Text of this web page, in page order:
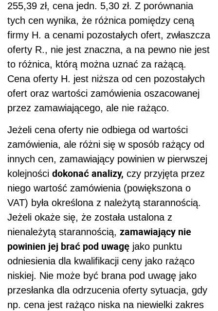
255,39 zł, cena jedn. 5,30 zł. Z porównania
tych cen wynika, że różnica pomiędzy ceną
firmy H. a cenami pozostałych ofert, zwłaszcza
oferty R., nie jest znaczna, a na pewno nie jest
to różnica, którą można uznać za rażącą.
Cena oferty H. jest niższa od cen pozostałych
ofert oraz wartości zamówienia oszacowanej
przez zamawiającego, ale nie rażąco.
Jeżeli cena oferty nie odbiega od wartości
zamówienia, ale różni się w sposób rażący od
innych cen, zamawiający powinien w pierwszej
kolejności dokonać analizy, czy przyjęta przez
niego wartość zamówienia (powiększona o
VAT) była określona z należytą starannością.
Jeżeli okaże się, że została ustalona z
nienależytą starannością, zamawiający nie
powinien jej brać pod uwagę jako punktu
odniesienia dla kwalifikacji ceny jako rażąco
niskiej. Nie może być brana pod uwagę jako
przesłanka dla odrzucenia oferty sytuacja, gdy
np. cena jest rażąco niska na niewielki zakres